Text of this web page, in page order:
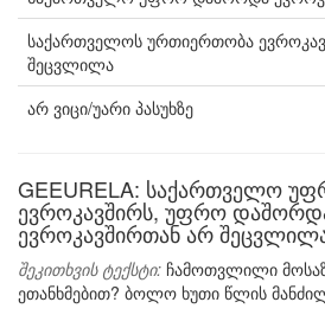
საქართველოს ურთიერთობა
შეცვლილა
არ ვიცი/უარი პასუხზე
GEEURELA: საქართველო
ევროკავშირს, უფრო
ევროკავშირთან არ
შეკითხვის ტექსტი: ჩამოთვლილი
ეთანხმებით? ბოლო ხუთი წლის